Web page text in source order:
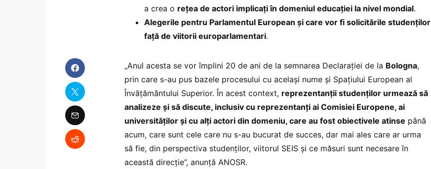
a crea o rețea de actori implicați în domeniul educației la nivel mondial.
Alegerile pentru Parlamentul European și care vor fi solicitările studenților
față de viitorii europarlamentari.
„Anul acesta se vor împlini 20 de ani de la semnarea Declarației de la Bologna,
prin care s-au pus bazele procesului cu același nume și Spațiului European al
Învățământului Superior. În acest context, reprezentanții studenților urmează să
analizeze și să discute, inclusiv cu reprezentanți ai Comisiei Europene, ai
universităților și cu alți actori din domeniu, care au fost obiectivele atinse până
acum, care sunt cele care nu s-au bucurat de succes, dar mai ales care ar urma
să fie, din perspectiva studenților, viitorul SEIS și ce măsuri sunt necesare în
această direcție”, anunță ANOSR.